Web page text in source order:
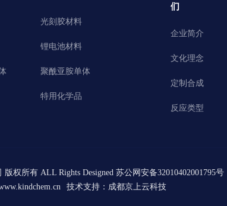
光刻胶材料
锂电池材料
聚酰亚胺单体
特用化学品
们
企业简介
文化理念
定制合成
反应类型
权所有 ALL Rights Designed 苏公网安备32010402001795号
技术支持：成都京上云科技